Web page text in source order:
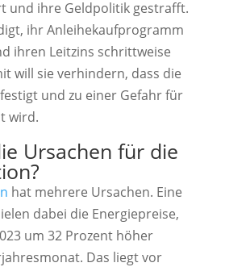
und ihre Geldpolitik gestrafft.
ihr Anleihekaufprogramm
ihren Leitzins schrittweise
will sie verhindern, dass die
und zu einer Gefahr für
wird.
Ursachen für die
hat mehrere Ursachen. Eine
dabei die Energiepreise,
um 32 Prozent höher
Das liegt vor